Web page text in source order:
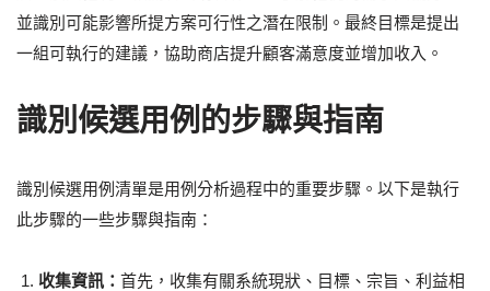
並識別可能影響所提方案可行性之潛在限制。最終目標是提出
一組可執行的建議，協助商店提升顧客滿意度並增加收入。
識別候選用例的步驟與指南
識別候選用例清單是用例分析過程中的重要步驟。以下是執行
此步驟的一些步驟與指南：
收集資訊： 首先，收集有關系統現狀、目標、宗旨、利益相